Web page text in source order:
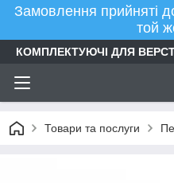
Замовлення прийняті
той
КОМПЛЕКТУЮЧІ ДЛЯ
Товари та послуги